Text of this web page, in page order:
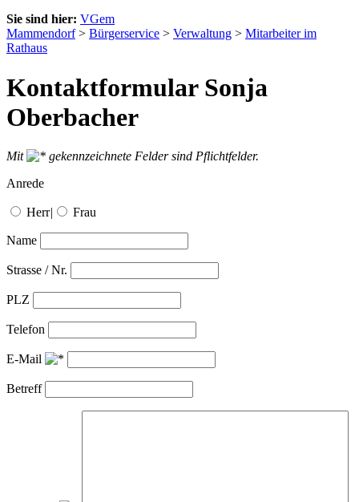
Sie sind hier: VGem
Mammendorf> Bürgerservice > Verwaltung > Mitarbeiter im
Rathaus
Kontaktformular Sonja
Oberbacher
Mit
gekennzeichnete Felder sind Pflichtfelder.
Anrede
Herr| Frau
Name
Strasse / Nr.
PLZ
Telefon
E-Mail
Betreff